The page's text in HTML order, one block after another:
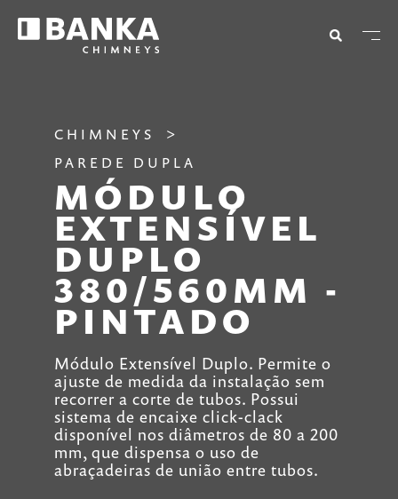
CHIMNEYS
PAREDE DUPLA
MÓDULO
EXTENSÍVEL
DUPLO
380/560MM -
PINTADO
Módulo Extensível Duplo. Permite o
ajuste de medida da instalação sem
recorrer a corte de tubos. Possui
sistema de encaixe click-clack
disponível nos diâmetros de 80 a 200
mm, que dispensa o uso de
abraçadeiras de união entre tubos.